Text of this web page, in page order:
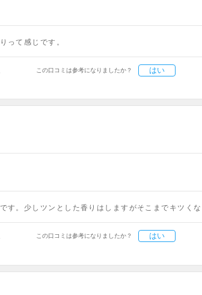
って感じです。
この口コミは参考になりましたか？ はい
。少しツンとした香りはしますがそこまでキツくな
この口コミは参考になりましたか？ はい